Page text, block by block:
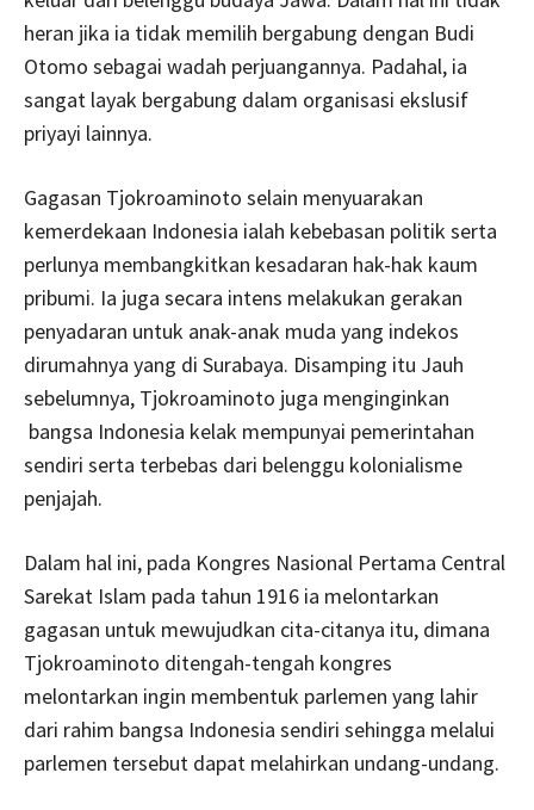
heran jika ia tidak memilih bergabung dengan Budi
Otomo sebagai wadah perjuangannya. Padahal, ia
sangat layak bergabung dalam organisasi ekslusif
priyayi lainnya.
Gagasan Tjokroaminoto selain menyuarakan
kemerdekaan Indonesia ialah kebebasan politik serta
perlunya membangkitkan kesadaran hak-hak kaum
pribumi. Ia juga secara intens melakukan gerakan
penyadaran untuk anak-anak muda yang indekos
dirumahnya yang di Surabaya. Disamping itu Jauh
sebelumnya, Tjokroaminoto juga menginginkan
bangsa Indonesia kelak mempunyai pemerintahan
sendiri serta terbebas dari belenggu kolonialisme
penjajah.
Dalam hal ini, pada Kongres Nasional Pertama Central
Sarekat Islam pada tahun 1916 ia melontarkan
gagasan untuk mewujudkan cita-citanya itu, dimana
Tjokroaminoto ditengah-tengah kongres
melontarkan ingin membentuk parlemen yang lahir
dari rahim bangsa Indonesia sendiri sehingga melalui
parlemen tersebut dapat melahirkan undang-undang.